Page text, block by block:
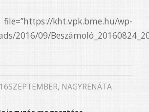
kht.vpk.bme.hu/wp-
2016/09/
, NAGYRENÁTA